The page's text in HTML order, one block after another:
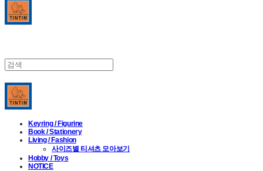
Keyring / Figurine
Book / Stationery
Living / Fashion
사이즈별 티셔츠 모아보기
Hobby / Toys
NOTICE